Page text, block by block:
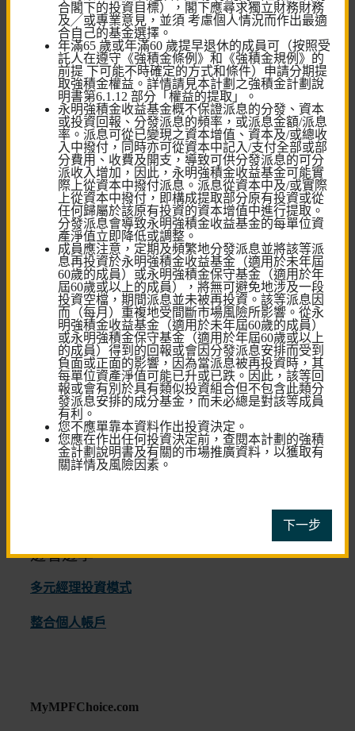
合閣下的投資目標），閣下應尋求獨立財務財務
及╱或專業意見，並須 考慮個人情況而作出最適
合自己的基金選擇。
年滿65 歲或年滿60 歲提早退休的成員可（按照受
託人在遵守《強積金條例》和《強積金規例》的
前提 下可能不時確定的方式和條件）申請分期提
取強積金權益。詳情請見本計劃之強積金計劃說
明書第6.1.12 部分「權益的提取」。
永明強積金收益基金概不保證派息的分發、資本
或投資回報、分發派息的頻率，或派息金額/派息
率。派息可從已變現之資本增值、資本及/或總收
⼊中撥付，同時亦可從資本中記入/支付全部或部
分費用、收費及開支，導致可供分發派息的可分
派收⼊增加，因此，永明強積金收益基金可能實
際上從資本中撥付派息。派息從資本中及/或實際
上從資本中撥付，即構成提取部分原有投資或從
任何歸屬於該原有投資的資本增值中進行提取。
分發派息會導致永明強積金收益基金的每單位資
產淨值立即降低或調整。
成員應注意，定期及頻繁地分發派息並將該等派
息再投資於永明強積金收益基金（適用於未年屆
60歲的成員）或永明強積金保守基金（適用於年
屆60歲或以上的成員），將無可避免地涉及一段
投資空檔，期間派息並未被再投資。該等派息因
而（每月）重複地受間斷市場風險所影響。從永
明強積金收益基金（適用於未年屆60歲的成員）
或永明強積金保守基金（適用於年屆60歲或以上
的成員）得到的回報或會因分發派息安排而受到
負面或正面的影響，因為當派息被再投資時，其
每單位資產淨值可能已升或已跌。因此，該等回
報或會有別於具有類似投資組合但不包含此類分
發派息安排的成分基金，而未必總是對該等成員
有利。​
您不應單靠本資料作出投資決定。
您應在作出任何投資決定前，查閱本計劃的強積
金計劃說明書及有關的市場推廣資料，以獲取有
關詳情及風險因素。
下一步
快速連結
強積金及公積金計劃
僱員自選安排
個人帳戶
預設投資策略
工具及計算機
投資風險評估
退休儲蓄
計算機
邊看邊學
多元經理投資模式
整合個人帳戶
MyMPFChoice.com